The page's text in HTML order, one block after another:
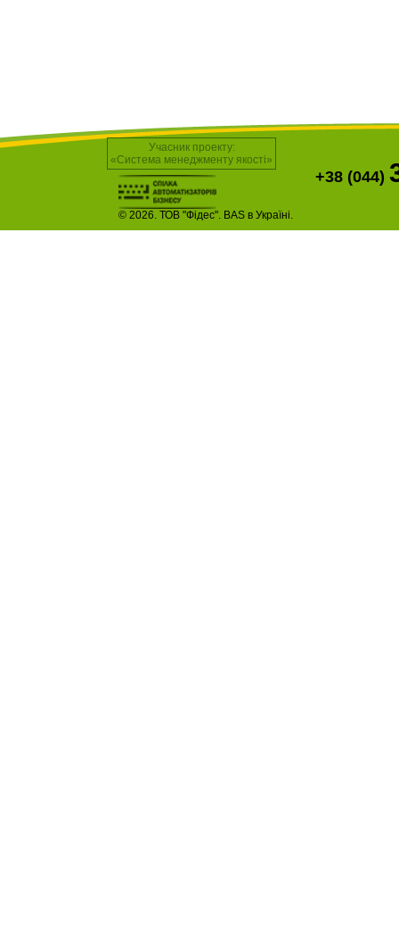
Учасник проекту:
«Система менеджменту якості»
© 2026. ТОВ "Фідес". BAS в Україні.
+38 (044)